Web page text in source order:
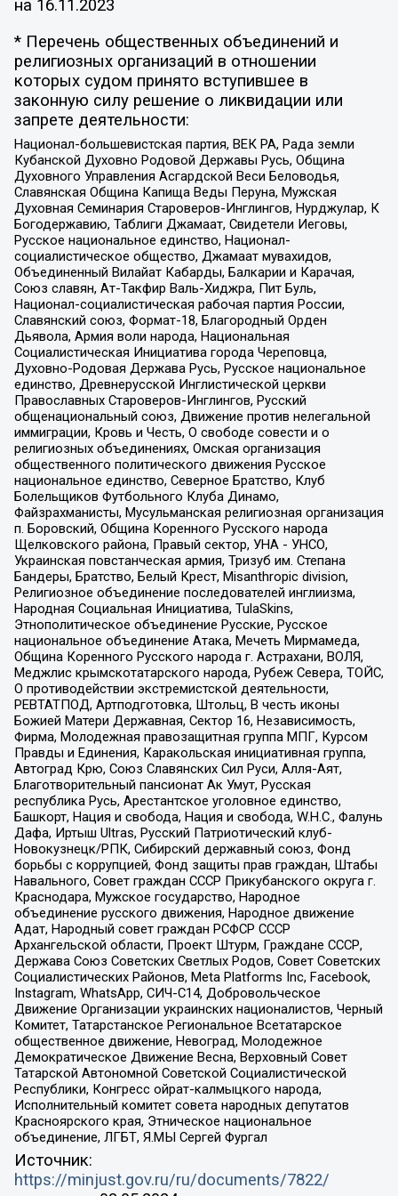
на 16.11.2023
* Перечень общественных объединений и
религиозных организаций в отношении
которых судом принято вступившее в
законную силу решение о ликвидации или
запрете деятельности:
Национал-большевистская партия, ВЕК РА, Рада земли
Кубанской Духовно Родовой Державы Русь, Община
Духовного Управления Асгардской Веси Беловодья,
Славянская Община Капища Веды Перуна, Мужская
Духовная Семинария Староверов-Инглингов, Нурджулар, К
Богодержавию, Таблиги Джамаат, Свидетели Иеговы,
Русское национальное единство, Национал-
социалистическое общество, Джамаат мувахидов,
Объединенный Вилайат Кабарды, Балкарии и Карачая,
Союз славян, Ат-Такфир Валь-Хиджра, Пит Буль,
Национал-социалистическая рабочая партия России,
Славянский союз, Формат-18, Благородный Орден
Дьявола, Армия воли народа, Национальная
Социалистическая Инициатива города Череповца,
Духовно-Родовая Держава Русь, Русское национальное
единство, Древнерусской Инглистической церкви
Православных Староверов-Инглингов, Русский
общенациональный союз, Движение против нелегальной
иммиграции, Кровь и Честь, О свободе совести и о
религиозных объединениях, Омская организация
общественного политического движения Русское
национальное единство, Северное Братство, Клуб
Болельщиков Футбольного Клуба Динамо,
Файзрахманисты, Мусульманская религиозная организация
п. Боровский, Община Коренного Русского народа
Щелковского района, Правый сектор, УНА - УНСО,
Украинская повстанческая армия, Тризуб им. Степана
Бандеры, Братство, Белый Крест, Misanthropic division,
Религиозное объединение последователей инглиизма,
Народная Социальная Инициатива, TulaSkins,
Этнополитическое объединение Русские, Русское
национальное объединение Атака, Мечеть Мирмамеда,
Община Коренного Русского народа г. Астрахани, ВОЛЯ,
Меджлис крымскотатарского народа, Рубеж Севера, ТОЙС,
О противодействии экстремистской деятельности,
РЕВТАТПОД, Артподготовка, Штольц, В честь иконы
Божией Матери Державная, Сектор 16, Независимость,
Фирма, Молодежная правозащитная группа МПГ, Курсом
Правды и Единения, Каракольская инициативная группа,
Автоград Крю, Союз Славянских Сил Руси, Алля-Аят,
Благотворительный пансионат Ак Умут, Русская
республика Русь, Арестантское уголовное единство,
Башкорт, Нация и свобода, Нация и свобода, W.H.С., Фалунь
Дафа, Иртыш Ultras, Русский Патриотический клуб-
Новокузнецк/РПК, Сибирский державный союз, Фонд
борьбы с коррупцией, Фонд защиты прав граждан, Штабы
Навального, Совет граждан СССР Прикубанского округа г.
Краснодара, Мужское государство, Народное
объединение русского движения, Народное движение
Адат, Народный совет граждан РСФСР СССР
Архангельской области, Проект Штурм, Граждане СССР,
Держава Союз Советских Светлых Родов, Совет Советских
Социалистических Районов, Meta Platforms Inc, Facebook,
Instagram, WhatsApp, СИЧ-С14, Добровольческое
Движение Организации украинских националистов, Черный
Комитет, Татарстанское Региональное Всетатарское
общественное движение, Невоград, Молодежное
Демократическое Движение Весна, Верховный Совет
Татарской Автономной Советской Социалистической
Республики, Конгресс ойрат-калмыцкого народа,
Исполнительный комитет совета народных депутатов
Красноярского края, Этническое национальное
объединение, ЛГБТ, Я.МЫ Сергей Фургал
Источник:
https://minjust.gov.ru/ru/documents/7822/